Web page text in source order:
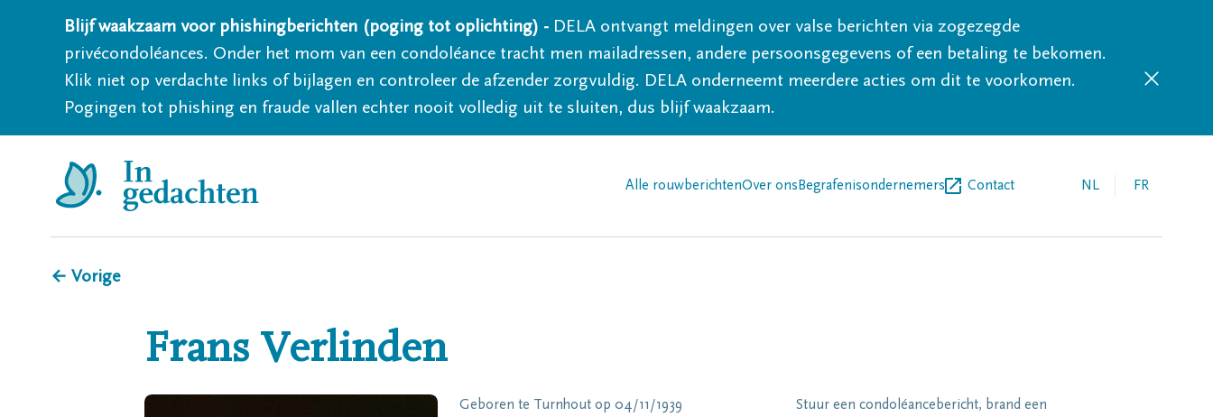
Blijf waakzaam voor phishingberichten (poging tot oplichting) - DELA ontvangt meldingen over valse berichten via zogezegde
privécondoléances. Onder het mom van een condoléance tracht men mailadressen, andere persoonsgegevens of een betaling te bekomen.
Klik niet op verdachte links of bijlagen en controleer de afzender zorgvuldig. DELA onderneemt meerdere acties om dit te voorkomen.
Pogingen tot phishing en fraude vallen echter nooit volledig uit te sluiten, dus blijf waakzaam.
Alle rouwberichtenOver ons Begrafenisondernemers Contact NL FR
← Vorige
Frans Verlinden
Geboren te Turnhout op 04/11/1939
Stuur een condoléancebericht, brand een